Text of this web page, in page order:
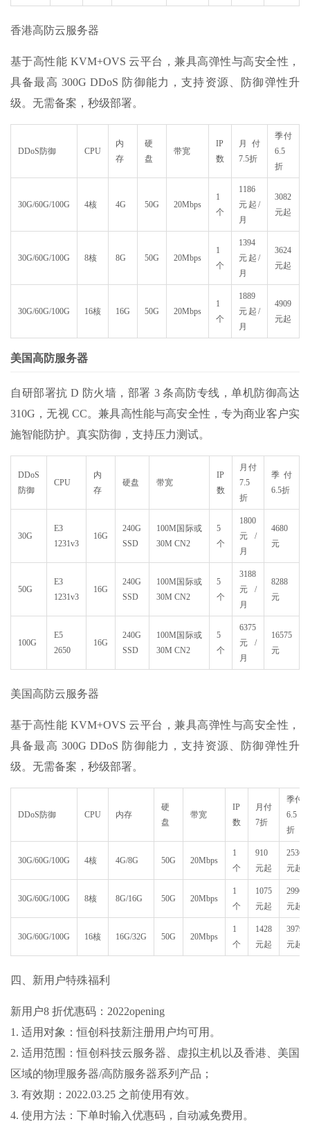
香港高防云服务器
基于高性能 KVM+OVS 云平台，兼具高弹性与高安全性，
具备最高 300G DDoS 防御能力，支持资源、防御弹性升
级。无需备案，秒级部署。
DDoS防御 CPU
内
存
硬
盘
带宽
IP
数
月付
7.5折
季付
6.5
折
30G/60G/100G 4核 4G 50G 20Mbps
1
个
1186
元起/
月
3082
元起
30G/60G/100G 8核 8G 50G 20Mbps
1
个
1394
元起/
月
3624
元起
30G/60G/100G 16核 16G 50G 20Mbps
1
个
1889
元起/
月
4909
元起
美国高防服务器
自研部署抗 D 防火墙，部署 3 条高防专线，单机防御高达
310G，无视 CC。兼具高性能与高安全性，专为商业客户实
施智能防护。真实防御，支持压力测试。
DDoS
防御
CPU
内
存
硬盘 带宽
IP
数
月付
7.5
折
季付
6.5折
30G
E3
1231v3
16G
240G
SSD
100M国际或
30M CN2
5
个
1800
元/
月
4680
元
50G
E3
1231v3
16G
240G
SSD
100M国际或
30M CN2
5
个
3188
元/
月
8288
元
100G
E5
2650
16G
240G
SSD
100M国际或
30M CN2
5
个
6375
元/
月
16575
元
美国高防云服务器
基于高性能 KVM+OVS 云平台，兼具高弹性与高安全性，
具备最高 300G DDoS 防御能力，支持资源、防御弹性升
级。无需备案，秒级部署。
DDoS防御 CPU 内存
硬
盘
带宽
IP
数
月付
7折
季付
6.5
折
30G/60G/100G 4核 4G/8G 50G 20Mbps
1
个
910
元起
2536
元起
30G/60G/100G 8核 8G/16G 50G 20Mbps
1
个
1075
元起
2996
元起
30G/60G/100G 16核 16G/32G 50G 20Mbps
1
个
1428
元起
3979
元起
四、新用户特殊福利
新用户8 折优惠码：2022opening
1. 适用对象：恒创科技新注册用户均可用。
2. 适用范围：恒创科技云服务器、虚拟主机以及香港、美国
区域的物理服务器/高防服务器系列产品；
3. 有效期：2022.03.25 之前使用有效。
4. 使用方法：下单时输入优惠码，自动减免费用。